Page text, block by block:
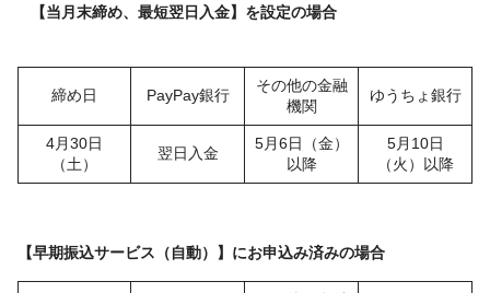
【当月末締め、最短翌日入金】を設定の場合
締め日 PayPay銀行
その他の金融
機関
ゆうちょ銀行
4月30日
（土）
翌日入金
5月6日（金）
以降
5月10日
（火）以降
【早期振込サービス（自動）】にお申込み済みの場合